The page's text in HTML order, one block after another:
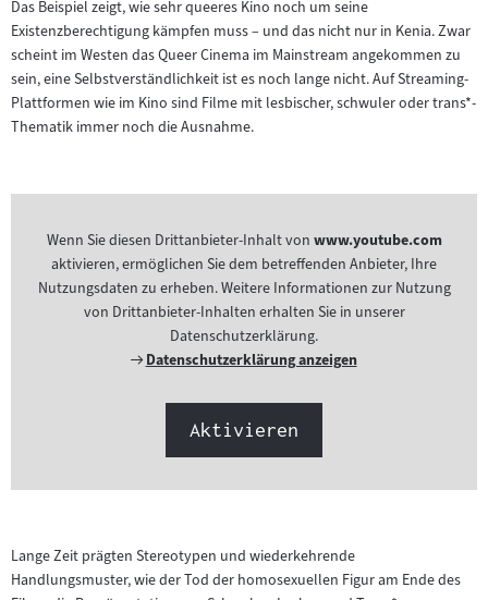
Das Beispiel zeigt, wie sehr queeres Kino noch um seine
Existenzberechtigung kämpfen muss – und das nicht nur in Kenia. Zwar
scheint im Westen das Queer Cinema im Mainstream angekommen zu
sein, eine Selbstverständlichkeit ist es noch lange nicht. Auf Streaming-
Plattformen wie im Kino sind Filme mit lesbischer, schwuler oder trans*-
Thematik immer noch die Ausnahme.
Wenn Sie diesen Drittanbieter-Inhalt von www.youtube.com
aktivieren, ermöglichen Sie dem betreffenden Anbieter, Ihre
Nutzungsdaten zu erheben. Weitere Informationen zur Nutzung
von Drittanbieter-Inhalten erhalten Sie in unserer
Datenschutzerklärung.
Externer
Datenschutzerklärung anzeigen
Aktivieren
Lange Zeit prägten Stereotypen und wiederkehrende
Handlungsmuster, wie der Tod der homosexuellen Figur am Ende des